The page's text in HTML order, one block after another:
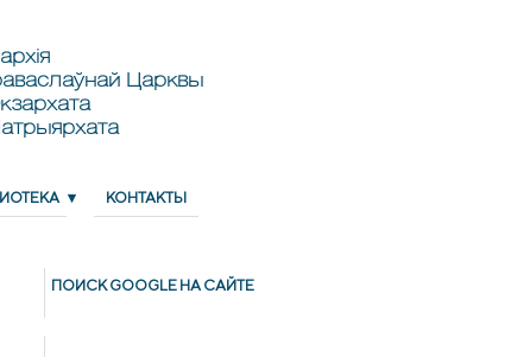
Царквы
КОНТАКТЫ
ПОИСК GOОGLE НА САЙТЕ